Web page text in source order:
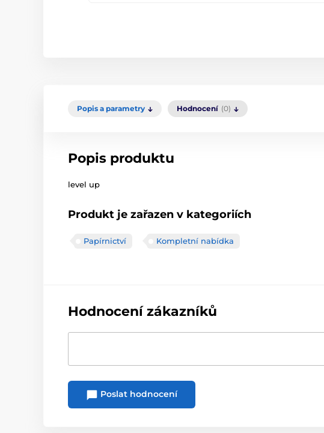
Popis a parametry Hodnocení (0)
Popis produktu
level up
Produkt je zařazen v kategoriích
Papírnictví Kompletní nabídka
Hodnocení zákazníků
Poslat hodnocení